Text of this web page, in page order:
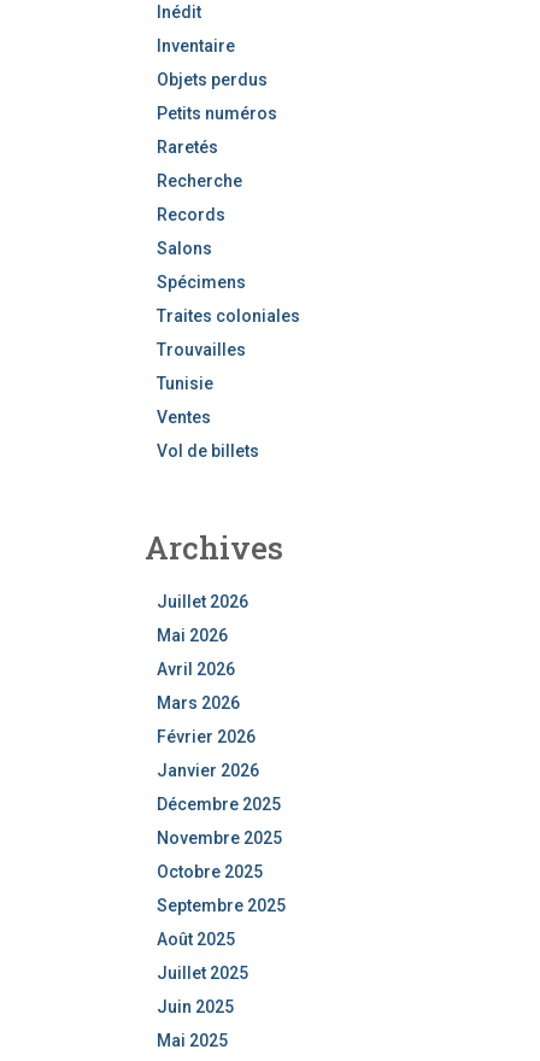
Inédit
Inventaire
Objets perdus
Petits numéros
Raretés
Recherche
Records
Salons
Spécimens
Traites coloniales
Trouvailles
Tunisie
Ventes
Vol de billets
Archives
Juillet 2026
Mai 2026
Avril 2026
Mars 2026
Février 2026
Janvier 2026
Décembre 2025
Novembre 2025
Octobre 2025
Septembre 2025
Août 2025
Juillet 2025
Juin 2025
Mai 2025